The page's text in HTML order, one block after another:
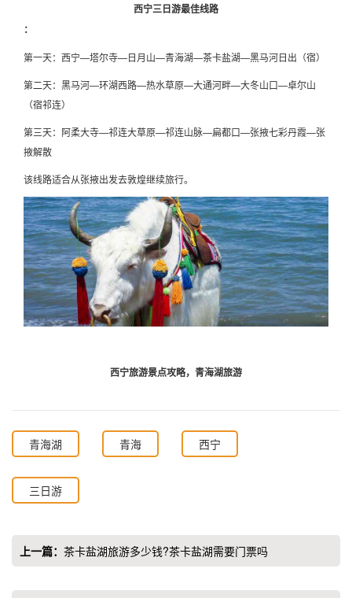
西宁三日游最佳线路
：
第一天：西宁—塔尔寺—日月山—青海湖—茶卡盐湖—黑马河日出（宿）
第二天：黑马河—环湖西路—热水草原—大通河畔—大冬山口—卓尔山
（宿祁连）
第三天：阿柔大寺—祁连大草原—祁连山脉—扁都口—张掖七彩丹霞—张
掖解散
该线路适合从张掖出发去敦煌继续旅行。
西宁旅游景点攻略，青海湖旅游
青海湖 青海 西宁
三日游
上一篇： 茶卡盐湖旅游多少钱?茶卡盐湖需要门票吗